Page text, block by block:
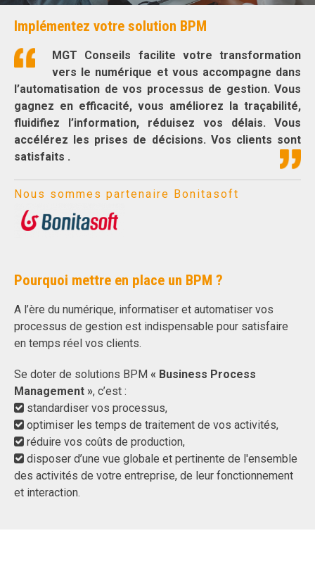
Implémentez votre solution BPM
MGT Conseils facilite votre transformation
vers le numérique et vous accompagne dans
l’automatisation de vos processus de gestion. Vous
gagnez en efficacité, vous améliorez la traçabilité,
fluidifiez l’information, réduisez vos délais. Vous
accélérez les prises de décisions. Vos clients sont
satisfaits .
Nous sommes partenaire Bonitasoft
Pourquoi mettre en place un BPM ?
A l’ère du numérique, informatiser et automatiser vos
processus de gestion est indispensable pour satisfaire
en temps réel vos clients.
Se doter de solutions BPM « Business Process
Management », c’est :
standardiser vos processus,
optimiser les temps de traitement de vos activités,
réduire vos coûts de production,
disposer d’une vue globale et pertinente de l'ensemble
des activités de votre entreprise, de leur fonctionnement
et interaction.